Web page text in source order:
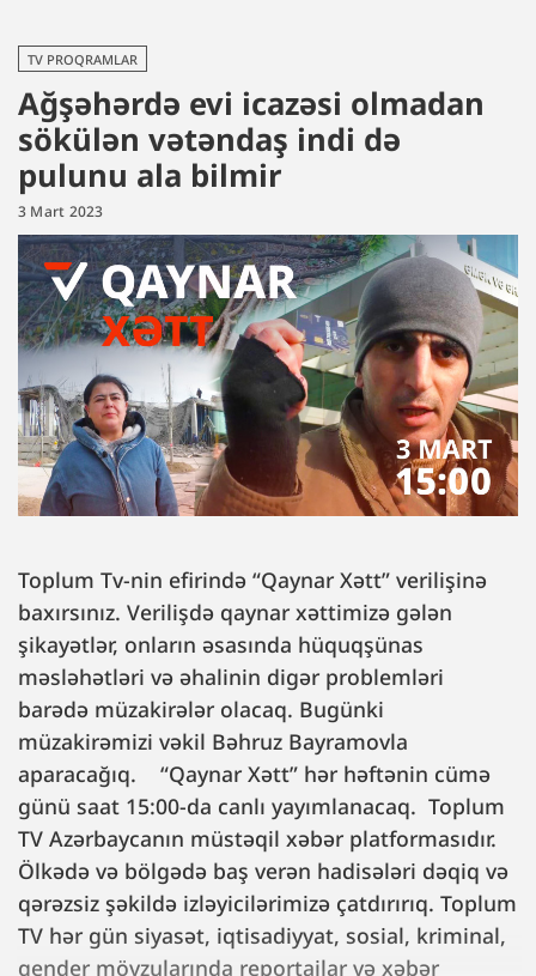
TV PROQRAMLAR
Ağşəhərdə evi icazəsi olmadan
sökülən vətəndaş indi də
pulunu ala bilmir
3 Mart 2023
Toplum Tv-nin efirində “Qaynar Xətt” verilişinə
baxırsınız. Verilişdə qaynar xəttimizə gələn
şikayətlər, onların əsasında hüquqşünas
məsləhətləri və əhalinin digər problemləri
barədə müzakirələr olacaq. Bugünki
müzakirəmizi vəkil Bəhruz Bayramovla
aparacağıq. “Qaynar Xətt” hər həftənin cümə
günü saat 15:00-da canlı yayımlanacaq. Toplum
TV Azərbaycanın müstəqil xəbər platformasıdır.
Ölkədə və bölgədə baş verən hadisələri dəqiq və
qərəzsiz şəkildə izləyicilərimizə çatdırırıq. Toplum
TV hər gün siyasət, iqtisadiyyat, sosial, kriminal,
gender mövzularında reportajlar və xəbər